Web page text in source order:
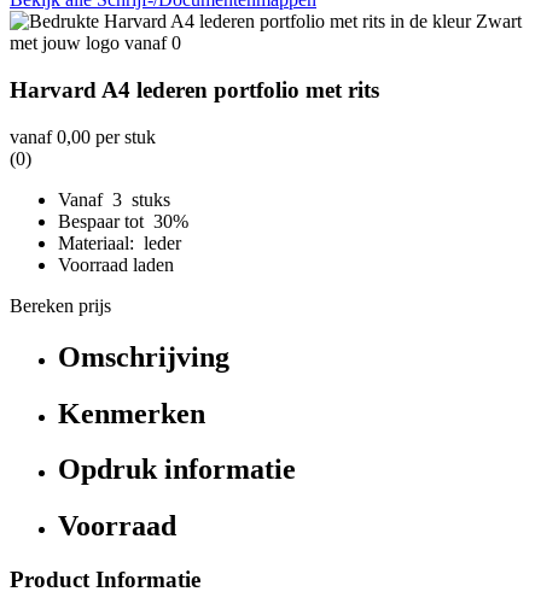
Harvard A4 lederen portfolio met rits
vanaf0,00 per stuk
(0)
Vanaf 3 stuks
Bespaar tot 30%
Materiaal: leder
Voorraad laden
Bereken prijs
Omschrijving
Kenmerken
Opdruk informatie
Voorraad
Product Informatie